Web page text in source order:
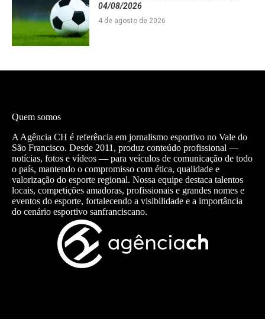
04/08/2026
4 de agosto de 2026
Quem somos
A Agência CH é referência em jornalismo esportivo no Vale do
São Francisco. Desde 2011, produz conteúdo profissional —
notícias, fotos e vídeos — para veículos de comunicação de todo
o país, mantendo o compromisso com ética, qualidade e
valorização do esporte regional. Nossa equipe destaca talentos
locais, competições amadoras, profissionais e grandes nomes e
eventos do esporte, fortalecendo a visibilidade e a importância
do cenário esportivo sanfranciscano.